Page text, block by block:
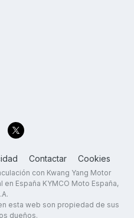
Contactar Cookies
con Kwang Yang Motor
en España KYMCO Moto España,
esta web son propiedad de sus
dueños.